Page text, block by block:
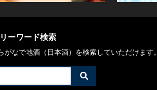
ーワード検索
なで地酒（日本酒）を検索していただけます。
検
索